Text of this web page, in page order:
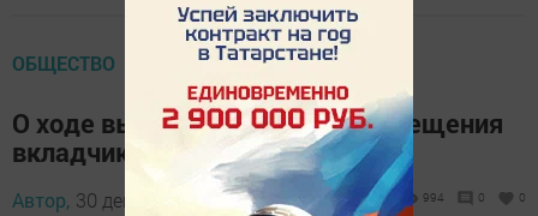
ОБЩЕСТВО
О ходе выплат страхового возмещения
вкладчикам «Татфондбанка»
Автор, 30 декабря 2016 - 13:48 994 0 0